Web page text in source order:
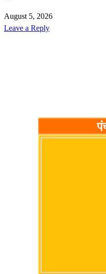
August 5, 2026
Leave a Reply